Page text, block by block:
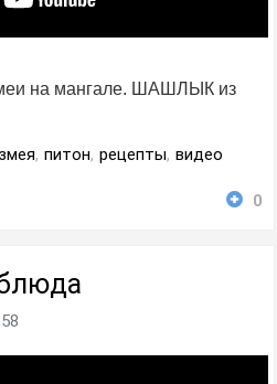
на мангале. ШАШЛЫК из
змея, питон, рецепты, видео
0